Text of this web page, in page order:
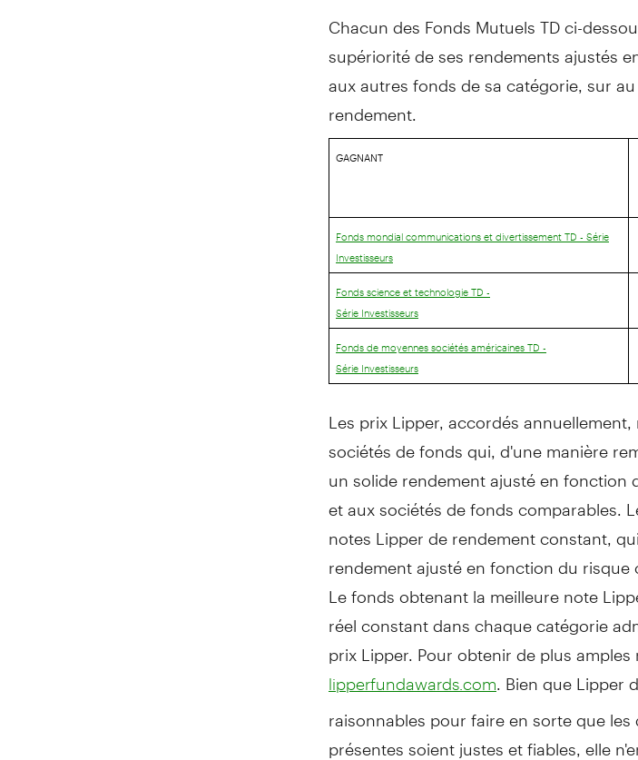
Chacun des Fonds Mutuels TD ci-
supériorité de ses rendements ajustés
aux autres fonds de sa catégorie, sur
rendement.
GAGNANT
Fonds mondial communications et divertissement TD - Série
Investisseurs
Fonds science et technologie TD -
Série Investisseurs
Fonds de moyennes sociétés américaines TD -
Série Investisseurs
Les prix Lipper, accordés
sociétés de fonds qui, d'une manière
un solide rendement ajusté en
et aux sociétés de fonds comparables.
notes Lipper de rendement constant,
rendement ajusté en fonction du risque
Le fonds obtenant la meilleure note
réel constant dans chaque catégorie
prix Lipper. Pour obtenir de plus
lipperfundawards.com . Bien que
raisonnables pour faire en sorte que
présentes soient justes et fiables, elle